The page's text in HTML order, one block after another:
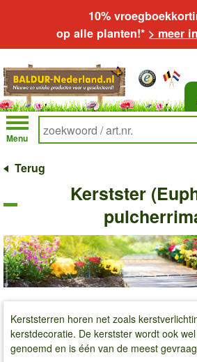
10%
op alle planten!* > meer
Menu
Terug
Kerstster
Kerststerren horen net zoals
kerstdecoratie. De kerstster wordt ook
genoemd en is één van de meest